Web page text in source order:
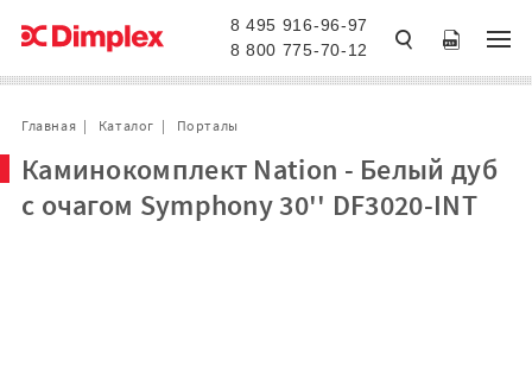
8 495 916-96-97
8 800 775-70-12
Главная Каталог Порталы
Каминокомплект Nation - Белый дуб
с очагом Symphony 30'' DF3020-INT